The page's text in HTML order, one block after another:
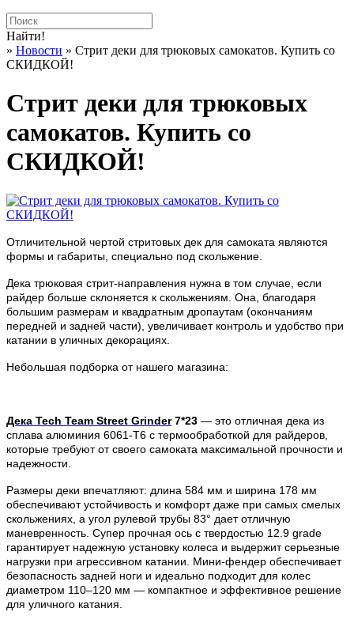
Найти!
» Новости » Стрит деки для трюковых самокатов. Купить со
СКИДКОЙ!
Стрит деки для трюковых
самокатов. Купить со
СКИДКОЙ!
Отличительной чертой стритовых дек для самоката являются
формы и габариты, специально под скольжение.
Дека трюковая стрит-направления нужна в том случае, если
райдер больше склоняется к скольжениям. Она, благодаря
большим размерам и квадратным дропаутам (окончаниям
передней и задней части), увеличивает контроль и удобство при
катании в уличных декорациях.
Небольшая подборка от нашего магазина:
Дека Tech Team Street Grinder7*23 — это отличная дека из
сплава алюминия 6061-T6 с термообработкой для райдеров,
которые требуют от своего самоката максимальной прочности и
надежности.
Размеры деки впечатляют: длина 584 мм и ширина 178 мм
обеспечивают устойчивость и комфорт даже при самых смелых
скольжениях, а угол рулевой трубы 83° дает отличную
маневренность. Супер прочная ось с твердостью 12.9 grade
гарантирует надежную установку колеса и выдержит серьезные
нагрузки при агрессивном катании. Мини-фендер обеспечивает
безопасность задней ноги и идеально подходит для колес
диаметром 110–120 мм — компактное и эффективное решение
для уличного катания.